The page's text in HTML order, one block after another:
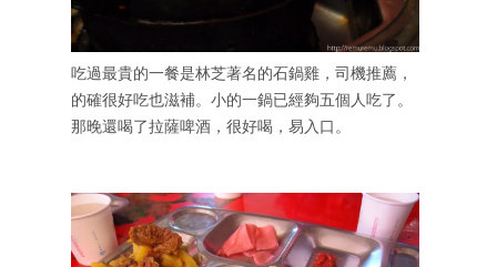
吃過最貴的一餐是林芝著名的石鍋雞，司機推薦，
的確很好吃也滋補。小的一鍋已經夠五個人吃了。
那晚還喝了拉薩啤酒，很好喝，易入口。